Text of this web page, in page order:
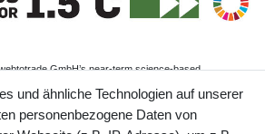
GmbH’s near-term science-based
emissions 45% by 2030 from a 2024 base year,
its scope 3 emissions.
und ähnliche Technologien auf unserer
personenbezogene Daten von